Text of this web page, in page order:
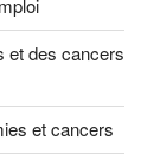
et des cancers
et cancers